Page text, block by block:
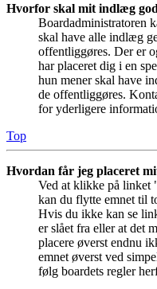
Hvorfor skal mit indlæg
Boardadministratoren
skal have alle indlæg
offentliggøres. Der er
har placeret dig i en
hun mener skal have
de offentliggøres.
for yderligere
Top
Hvordan får jeg placeret
Ved at klikke på linket
kan du flytte emnet til
Hvis du ikke kan se
er slået fra eller at det
placere øverst endnu
emnet øverst ved
følg boardets regler